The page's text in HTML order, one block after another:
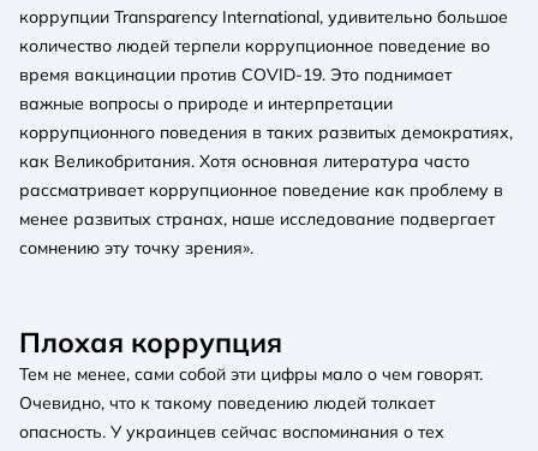
коррупции Transparency International, удивительно большое
количество людей терпели коррупционное поведение во
время вакцинации против COVID-19. Это поднимает
важные вопросы о природе и интерпретации
коррупционного поведения в таких развитых демократиях,
как Великобритания. Хотя основная литература часто
рассматривает коррупционное поведение как проблему в
менее развитых странах, наше исследование подвергает
сомнению эту точку зрения».
Плохая коррупция
Тем не менее, сами собой эти цифры мало о чем говорят.
Очевидно, что к такому поведению людей толкает
опасность. У украинцев сейчас воспоминания о тех